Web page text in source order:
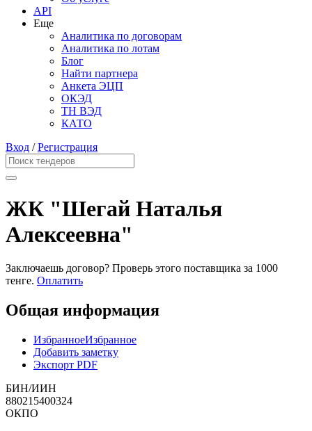
API
Еще
Аналитика по договорам
Аналитика по лотам
Блог
Найти партнера
Анкета ЭЦП
ОКЭД
ТН ВЭД
КАТО
Вход /Регистрация
ЖК "Шегай Наталья
Алексеевна"
Заключаешь договор? Проверь этого поставщика за 1000
тенге. Оплатить
Общая информация
ИзбранноеИзбранное
Добавить заметку
Экспорт PDF
БИН/ИИН
880215400324
ОКПО